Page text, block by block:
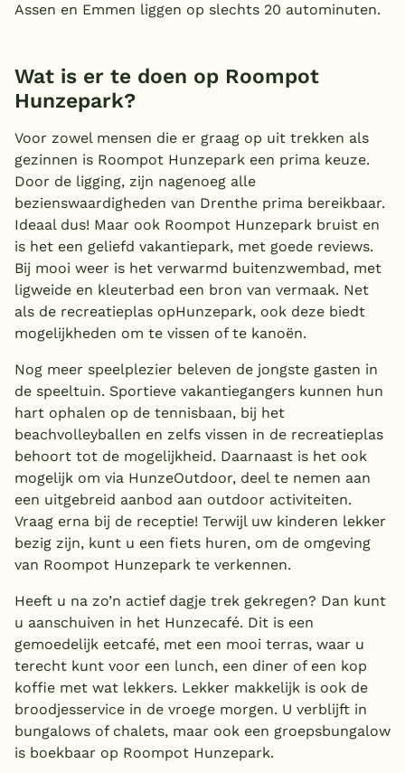
Assen en Emmen liggen op slechts 20 autominuten.
Wat is er te doen op Roompot
Hunzepark?
Voor zowel mensen die er graag op uit trekken als
gezinnen is Roompot Hunzepark een prima keuze.
Door de ligging, zijn nagenoeg alle
bezienswaardigheden van Drenthe prima bereikbaar.
Ideaal dus! Maar ook Roompot Hunzepark bruist en
is het een geliefd vakantiepark, met goede reviews.
Bij mooi weer is het verwarmd buitenzwembad, met
ligweide en kleuterbad een bron van vermaak. Net
als de recreatieplas opHunzepark, ook deze biedt
mogelijkheden om te vissen of te kanoën.
Nog meer speelplezier beleven de jongste gasten in
de speeltuin. Sportieve vakantiegangers kunnen hun
hart ophalen op de tennisbaan, bij het
beachvolleyballen en zelfs vissen in de recreatieplas
behoort tot de mogelijkheid. Daarnaast is het ook
mogelijk om via HunzeOutdoor, deel te nemen aan
een uitgebreid aanbod aan outdoor activiteiten.
Vraag erna bij de receptie! Terwijl uw kinderen lekker
bezig zijn, kunt u een fiets huren, om de omgeving
van Roompot Hunzepark te verkennen.
Heeft u na zo’n actief dagje trek gekregen? Dan kunt
u aanschuiven in het Hunzecafé. Dit is een
gemoedelijk eetcafé, met een mooi terras, waar u
terecht kunt voor een lunch, een diner of een kop
koffie met wat lekkers. Lekker makkelijk is ook de
broodjesservice in de vroege morgen. U verblijft in
bungalows of chalets, maar ook een groepsbungalow
is boekbaar op Roompot Hunzepark.